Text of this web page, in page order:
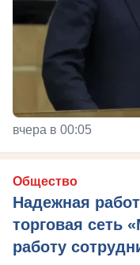
вчера в 00:05
Общество
Надежная
торговая сеть
работу